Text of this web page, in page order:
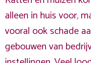
alleen in huis voor,
vooral ook schade
gebouwen van